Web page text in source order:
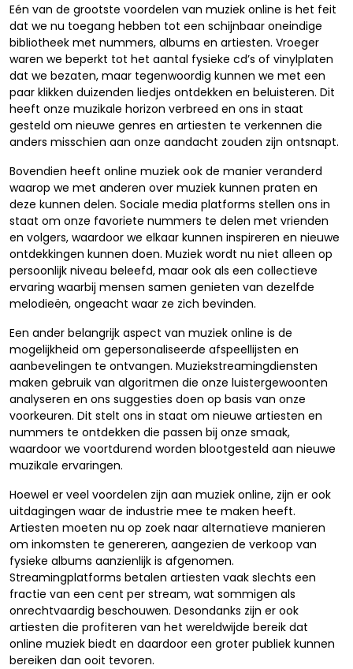
Eén van de grootste voordelen van muziek online is het feit
dat we nu toegang hebben tot een schijnbaar oneindige
bibliotheek met nummers, albums en artiesten. Vroeger
waren we beperkt tot het aantal fysieke cd’s of vinylplaten
dat we bezaten, maar tegenwoordig kunnen we met een
paar klikken duizenden liedjes ontdekken en beluisteren. Dit
heeft onze muzikale horizon verbreed en ons in staat
gesteld om nieuwe genres en artiesten te verkennen die
anders misschien aan onze aandacht zouden zijn ontsnapt.
Bovendien heeft online muziek ook de manier veranderd
waarop we met anderen over muziek kunnen praten en
deze kunnen delen. Sociale media platforms stellen ons in
staat om onze favoriete nummers te delen met vrienden
en volgers, waardoor we elkaar kunnen inspireren en nieuwe
ontdekkingen kunnen doen. Muziek wordt nu niet alleen op
persoonlijk niveau beleefd, maar ook als een collectieve
ervaring waarbij mensen samen genieten van dezelfde
melodieën, ongeacht waar ze zich bevinden.
Een ander belangrijk aspect van muziek online is de
mogelijkheid om gepersonaliseerde afspeellijsten en
aanbevelingen te ontvangen. Muziekstreamingdiensten
maken gebruik van algoritmen die onze luistergewoonten
analyseren en ons suggesties doen op basis van onze
voorkeuren. Dit stelt ons in staat om nieuwe artiesten en
nummers te ontdekken die passen bij onze smaak,
waardoor we voortdurend worden blootgesteld aan nieuwe
muzikale ervaringen.
Hoewel er veel voordelen zijn aan muziek online, zijn er ook
uitdagingen waar de industrie mee te maken heeft.
Artiesten moeten nu op zoek naar alternatieve manieren
om inkomsten te genereren, aangezien de verkoop van
fysieke albums aanzienlijk is afgenomen.
Streamingplatforms betalen artiesten vaak slechts een
fractie van een cent per stream, wat sommigen als
onrechtvaardig beschouwen. Desondanks zijn er ook
artiesten die profiteren van het wereldwijde bereik dat
online muziek biedt en daardoor een groter publiek kunnen
bereiken dan ooit tevoren.